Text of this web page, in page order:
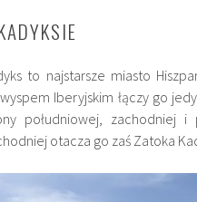
to najstarsze miasto
Iberyjskim łączy go
południowej, zachodniej
otacza go zaś Zatoka